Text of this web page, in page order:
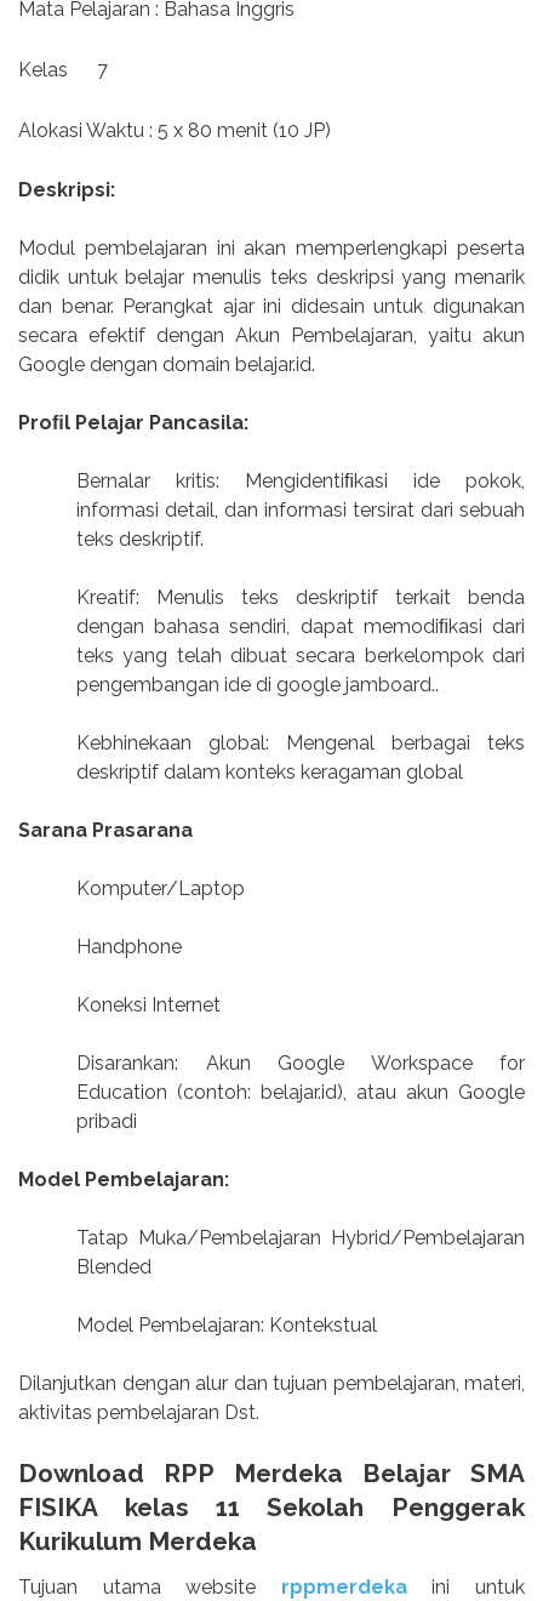
Mata Pelajaran : Bahasa Inggris
Kelas 7
Alokasi Waktu : 5 x 80 menit (10 JP)
Deskripsi:
Modul pembelajaran ini akan memperlengkapi peserta
didik untuk belajar menulis teks deskripsi yang menarik
dan benar. Perangkat ajar ini didesain untuk digunakan
secara efektif dengan Akun Pembelajaran, yaitu akun
Google dengan domain belajar.id.
Proﬁl Pelajar Pancasila:
Bernalar kritis: Mengidentiﬁkasi ide pokok,
informasi detail, dan informasi tersirat dari sebuah
teks deskriptif.
Kreatif: Menulis teks deskriptif terkait benda
dengan bahasa sendiri, dapat memodiﬁkasi dari
teks yang telah dibuat secara berkelompok dari
pengembangan ide di google jamboard..
Kebhinekaan global: Mengenal berbagai teks
deskriptif dalam konteks keragaman global
Sarana Prasarana
Komputer/Laptop
Handphone
Koneksi Internet
Disarankan: Akun Google Workspace for
Education (contoh: belajar.id), atau akun Google
pribadi
Model Pembelajaran:
Tatap Muka/Pembelajaran Hybrid/Pembelajaran
Blended
Model Pembelajaran: Kontekstual
Dilanjutkan dengan alur dan tujuan pembelajaran, materi,
aktivitas pembelajaran Dst.
Download RPP Merdeka Belajar SMA
FISIKA kelas 11 Sekolah Penggerak
Kurikulum Merdeka
Tujuan utama website rppmerdeka
ini untuk